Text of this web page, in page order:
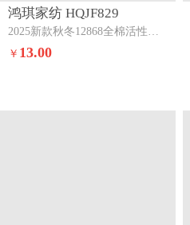
鸿琪家纺 HQJF829
￥ 13.00